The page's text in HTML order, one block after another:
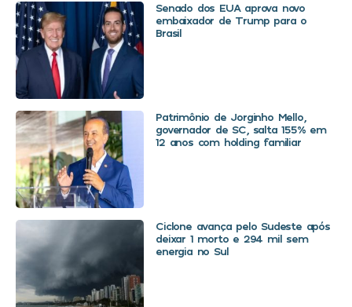
Senado dos EUA aprova novo
embaixador de Trump para o
Brasil
Patrimônio de Jorginho Mello,
governador de SC, salta 155% em
12 anos com holding familiar
Ciclone avança pelo Sudeste após
deixar 1 morto e 294 mil sem
energia no Sul